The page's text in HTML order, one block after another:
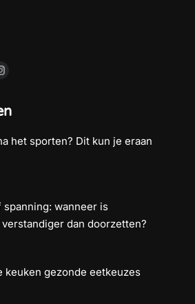
new
het sporten? Dit kun je eraan
wanneer is
dan doorzetten?
keuken gezonde eetkeuzes